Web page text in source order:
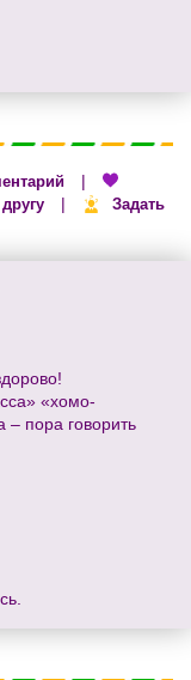
|
|
Задать
«хомо-
– пора говорить